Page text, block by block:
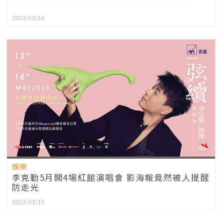
2023/03/16
娛樂
李克勤5月開4場紅館演唱會 影海報竟然被人提醒
防走光
2023/03/15